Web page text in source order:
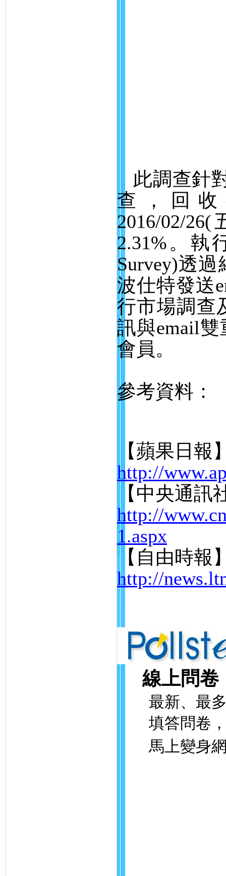
此調查針
查，回
2016/02/26(
2.31% 。執
Survey)透過
波仕特發送
行市場調查
訊與email雙
會員。
參考資料：
【蘋果日報
http://
【中央通訊
http://
1.aspx
【自由時報
http://
線上問卷
最新、最多
填答問卷，
馬上變身網